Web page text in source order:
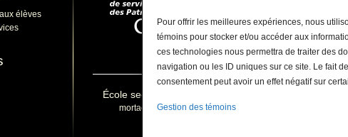
Pour offrir les meilleures expériences, nous
témoins pour stocker et/ou accéder aux
ces technologies nous permettra de traiter des
navigation ou les ID uniques sur ce site. Le fait
consentement peut avoir un effet négatif sur
Gestion des témoins
élèves
École secondaire De Mortagne
mortagne@cssp.gouv.qc.ca